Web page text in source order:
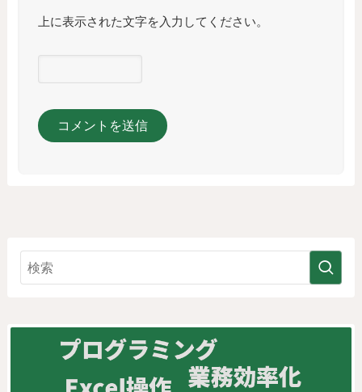
上に表示された文字を入力してください。